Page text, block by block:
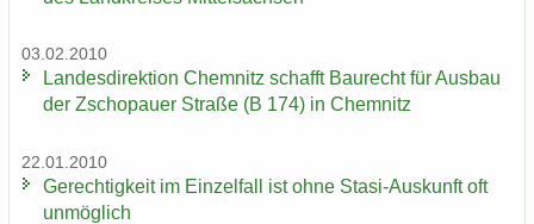
03.02.2010
Lan­des­di­rek­ti­on Chem­nitz schafft Bau­recht für Aus­bau
der Zscho­pau­er Stra­ße (B 174) in Chem­nitz
22.01.2010
Ge­rech­tig­keit im Ein­zel­fall ist ohne Stasi-​Auskunft oft
un­mög­lich